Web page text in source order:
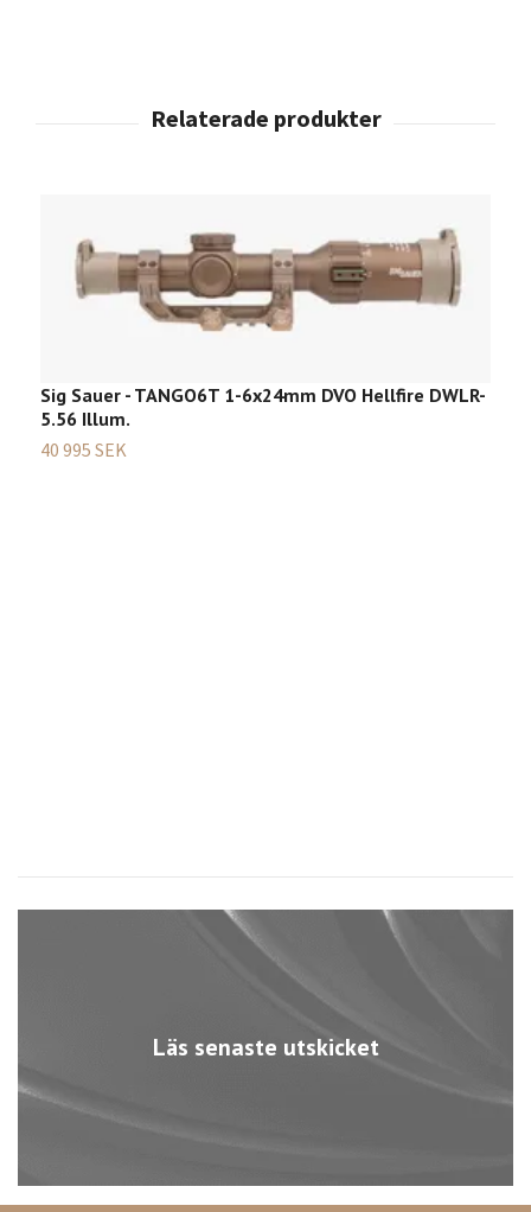
Läs senaste utskicket
Sig Sauer - TANGO6T 1-6x24mm DVO Hellfire DWLR-
5.56 Illum.
40 995 SEK